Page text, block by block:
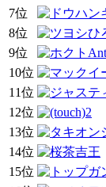
7位
8位
9位
10位
11位
12位
13位
14位
15位